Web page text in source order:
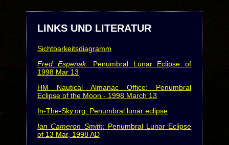
LINKS UND LITERATUR
Sichtbarkeitsdiagramm
Fred Espenak: Penumbral Lunar Eclipse of
1998 Mar 13
HM Nautical Almanac Office: Penumbral
Eclipse of the Moon - 1998 March 13
In-The-Sky.org: Penumbral lunar eclipse
Ian Cameron Smith: Penumbral Lunar Eclipse
of 13 Mar, 1998 AD